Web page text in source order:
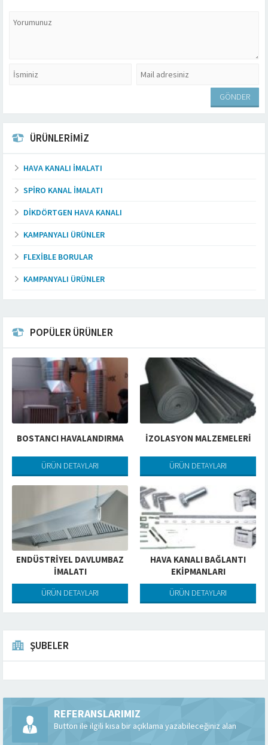
ÜRÜNLERİMİZ
HAVA KANALI İMALATI
SPIRO KANAL İMALATI
DIKDÖRTGEN HAVA KANALI
KAMPANYALI ÜRÜNLER
FLEXIBLE BORULAR
KAMPANYALI ÜRÜNLER
POPÜLER ÜRÜNLER
BOSTANCI HAVALANDIRMA
ÜRÜN DETAYLARI
İZOLASYON MALZEMELERİ
ÜRÜN DETAYLARI
ENDÜSTRIYEL DAVLUMBAZ
İMALATI
ÜRÜN DETAYLARI
HAVA KANALI BAĞLANTI
EKIPMANLARI
ÜRÜN DETAYLARI
ŞUBELER
REFERANSLARIMIZ
Button ile ilgili kısa bir açıklama yazabileceğiniz alan